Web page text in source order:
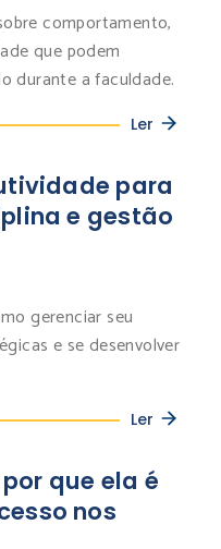
comportamento,
que podem
durante a faculdade.
Ler
para
e gestão
gerenciar seu
e se desenvolver
Ler
que ela é
nos